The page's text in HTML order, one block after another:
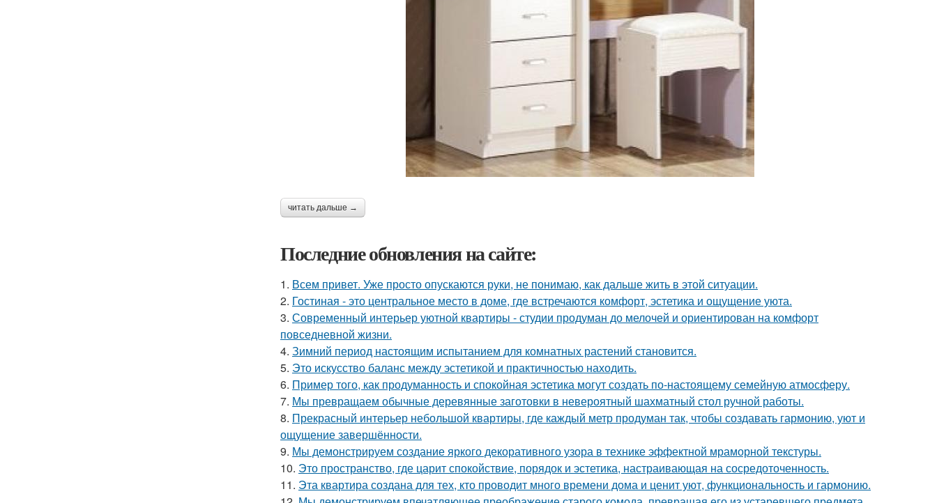
читать дальше →
Последние обновления на сайте:
1. Всем привет. Уже просто опускаются руки, не понимаю, как дальше жить в этой ситуации.
2. Гостиная - это центральное место в доме, где встречаются комфорт, эстетика и ощущение уюта.
3. Современный интерьер уютной квартиры - студии продуман до мелочей и ориентирован на комфорт
повседневной жизни.
4. Зимний период настоящим испытанием для комнатных растений становится.
5. Это искусство баланс между эстетикой и практичностью находить.
6. Пример того, как продуманность и спокойная эстетика могут создать по-настоящему семейную атмосферу.
7. Мы превращаем обычные деревянные заготовки в невероятный шахматный стол ручной работы.
8. Прекрасный интерьер небольшой квартиры, где каждый метр продуман так, чтобы создавать гармонию, уют и
ощущение завершённости.
9. Мы демонстрируем создание яркого декоративного узора в технике эффектной мраморной текстуры.
10. Это пространство, где царит спокойствие, порядок и эстетика, настраивающая на сосредоточенность.
11. Эта квартира создана для тех, кто проводит много времени дома и ценит уют, функциональность и гармонию.